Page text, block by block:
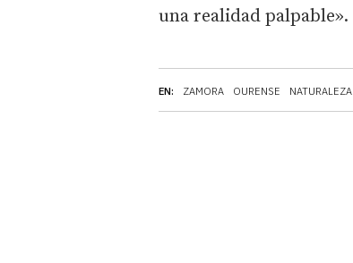
EN: ZAMORA OURENSE NATURALEZA
una realidad palpable».